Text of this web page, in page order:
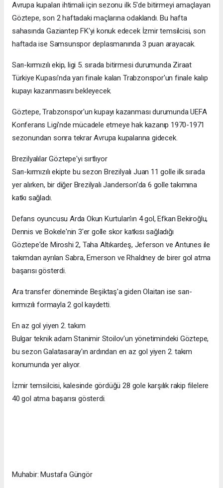
Avrupa kupaları ihtimali için sezonu ilk 5'de bitirmeyi amaçlayan
Göztepe, son 2 haftadaki maçlarına odaklandı. Bu hafta
sahasında Gaziantep FK'yi konuk edecek İzmir temsilcisi, son
haftada ise Samsunspor deplasmanında 3 puan arayacak.
Sarı-kırmızılı ekip, ligi 5. sırada bitirmesi durumunda Ziraat
Türkiye Kupası'nda yarı finale kalan Trabzonspor'un finale kalıp
kupayı kazanmasını bekleyecek.
Göztepe, Trabzonspor'un kupayı kazanması durumunda UEFA
Konferans Ligi'nde mücadele etmeye hak kazanıp 1970-1971
sezonundan sonra tekrar Avrupa kupalarına gidecek.
Brezilyalılar Göztepe'yi sırtlıyor
Sarı-kırmızılı ekipte bu sezon Brezilyalı Juan 11 golle ilk sırada
yer alırken, bir diğer Brezilyalı Janderson'da 6 golle takımına
katkı sağladı.
Defans oyuncusu Arda Okun Kurtulan'ın 4 gol, Efkan Bekiroğlu,
Dennis ve Bokele'nin 3'er golle skor katkısı sağladığı
Göztepe'de Miroshi 2, Taha Altıkardeş, Jeferson ve Antunes ile
takımdan ayrılan Sabra, Emerson ve Rhaldney de birer gol atma
başarısı gösterdi.
Ara transfer döneminde Beşiktaş'a giden Olaitan ise sarı-
kırmızılı formayla 2 gol kaydetti.
En az gol yiyen 2. takım
Bulgar teknik adam Stanimir Stoilov'un yönetimindeki Göztepe,
bu sezon Galatasaray'ın ardından en az gol yiyen 2. takım
konumunda yer alıyor.
İzmir temsilcisi, kalesinde gördüğü 28 gole karşılık rakip filelere
40 gol atma başarısı gösterdi.
Muhabir: Mustafa Güngör